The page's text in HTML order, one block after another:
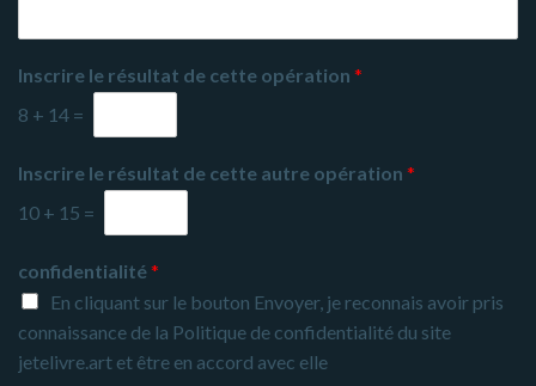
Inscrire le résultat de cette opération *
8 + 14 =
Inscrire le résultat de cette autre opération *
10 + 15 =
confidentialité*
En cliquant sur le bouton Envoyer, je reconnais avoir pris
connaissance de la Politique de confidentialité du site
jetelivre.art et être en accord avec elle